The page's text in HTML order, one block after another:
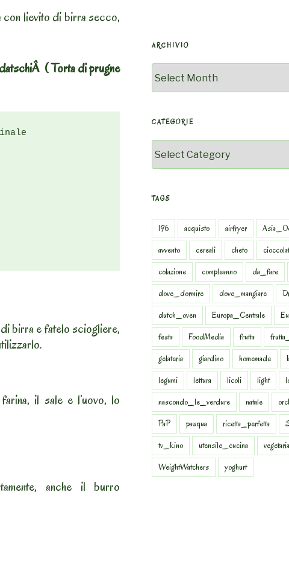
con lievito di birra secco,
( Torta di prugne
birra e fatelo sciogliere,
il sale e l’uovo, lo
anche il burro
ARCHIVIO
CATEGORIE
TAGS
196 acquisto airfryer
avvento
cereali cheto
colazione
compleanno da_fare
dove_dormire
dove_mangiare
dutch_oven
Europa_Centrale
festa
FoodMedia frutta
gelateria
giardino homemade
legumi
lettura licoli light
nascondo_le_verdure
natale
PaP
pasqua ricetta_perfetta
tv_kino
utensile_cucina
WeightWatchers
yoghurt